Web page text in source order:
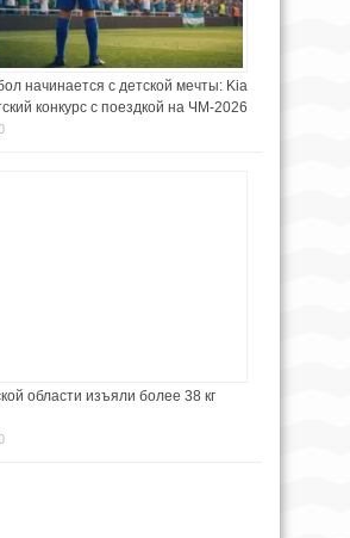
начинается с детской мечты: Kia
конкурс с поездкой на ЧМ-2026
области изъяли более 38 кг